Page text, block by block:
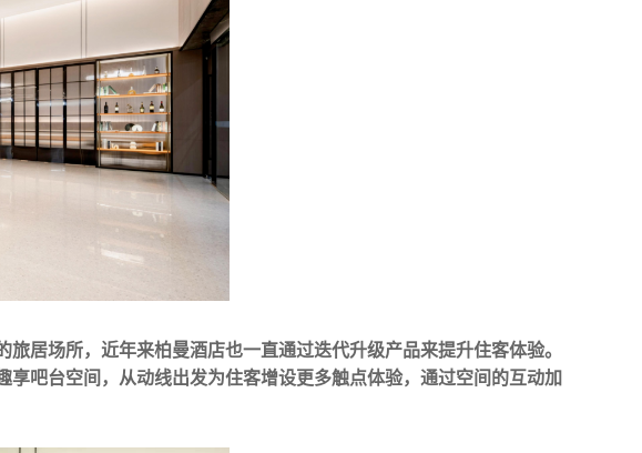
居场所，近年来柏曼酒店也一直通过迭代升级产品来提升住客体验。
吧台空间，从动线出发为住客增设更多触点体验，通过空间的互动加